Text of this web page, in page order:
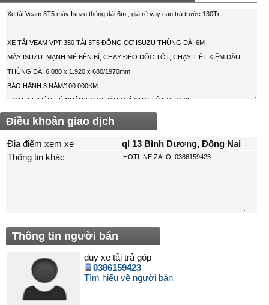
Điều khoản giao dịch
Địa điểm xem xe
ql 13 Bình Dương, Ðồng Nai
Thông tin khác
Thông tin người bán
duy xe tải trả góp
0386159423
Tìm hiểu về người bán